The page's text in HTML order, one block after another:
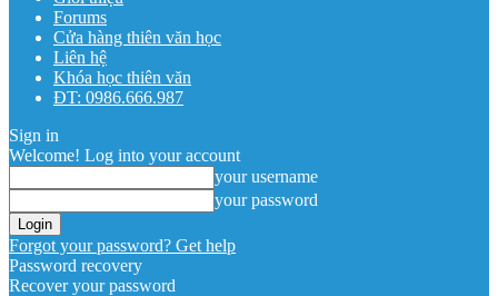
Forums
Cửa hàng thiên văn học
Liên hệ
Khóa học thiên văn
ĐT: 0986.666.987
Sign in
Welcome! Log into your account
your username
your password
Forgot your password? Get help
Password recovery
Recover your password